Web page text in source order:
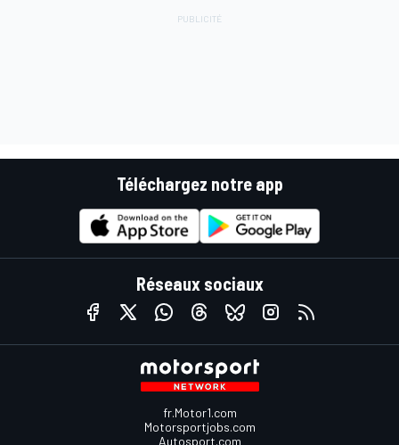
Téléchargez notre app
Réseaux sociaux
fr.Motor1.com
Motorsportjobs.com
Autosport.com